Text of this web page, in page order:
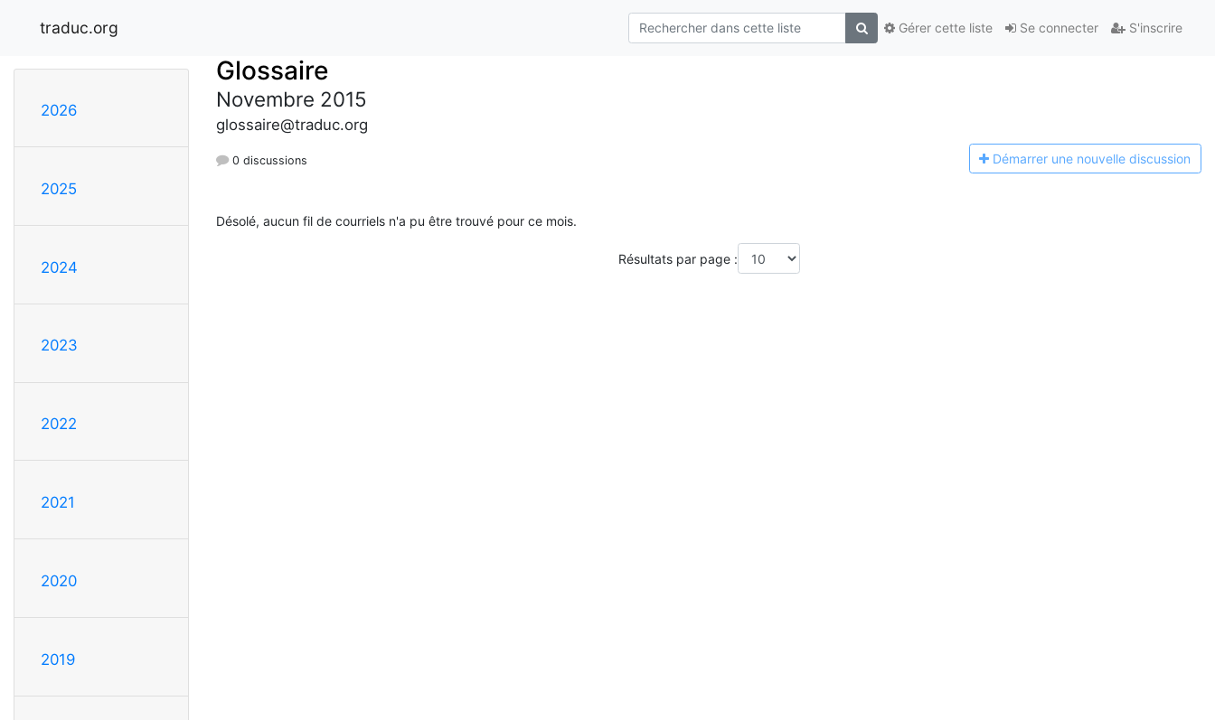
traduc.org Se connecter S'inscrire
Gérer cette liste
2026
2025
2024
2023
2022
2021
2020
2019
Glossaire
Novembre 2015
glossaire@traduc.org
0 discussions Démarrer une nouvelle discussion
Désolé, aucun fil de courriels n'a pu être trouvé pour ce mois.
Résultats par page :